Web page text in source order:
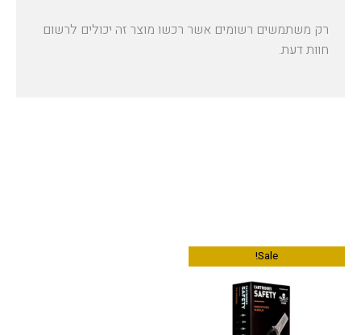
רק משתמשים רשומים אשר רכשו מוצר זה יכולים לרשום
חוות דעת.
Sale!המחיר
המקורי
114.00 ₪.
המחיר
הנוכחי
80.00 ₪.